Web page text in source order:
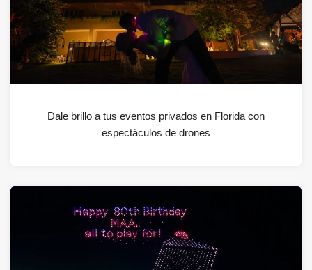
Dale brillo a tus eventos privados en Florida con
espectáculos de drones